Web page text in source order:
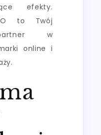
efekty.
to Twój
w
online i